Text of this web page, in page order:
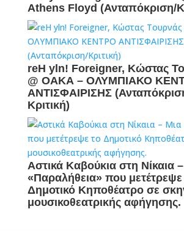
Athens Floyd (Ανταπόκριση/
reH yln! Foreigner, Κώστας
@ ΟΑΚΑ – ΟΛΥΜΠΙΑΚΟ
ΑΝΤΙΣΦΑΙΡΙΣΗΣ
Κριτική)
Αστικά Καβούκια στη Νίκαια
«Παραλήθεια» που μετέτρεψε
Δημοτικό Κηποθέατρο σε
μουσικοθεατρικής αφήγησης.